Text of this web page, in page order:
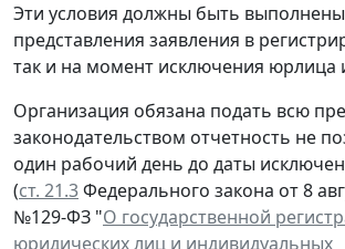
Эти условия должны быть
представления заявления в
так и на момент исключения юрлица
Организация обязана подать всю
законодательством отчетность не
один рабочий день до даты
(ст. 21.3Федерального закона от 8
№129-ФЗ "О государственной
юридических лиц и индивидуальных